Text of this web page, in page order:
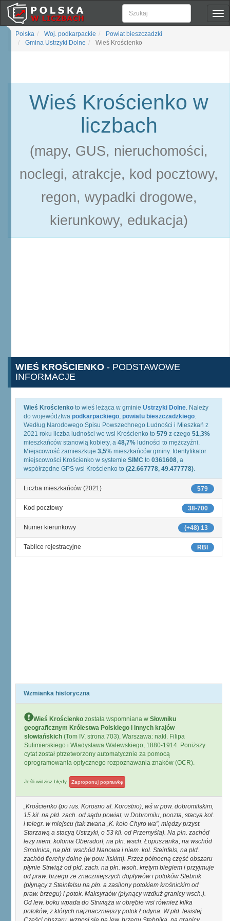
Polska Woj. podkarpackie
Powiat bieszczadzki
Gmina Ustrzyki Dolne
Wieś Krościenko
Wieś Krościenko w
liczbach
(mapy, GUS, nieruchomości,
noclegi, atrakcje, kod pocztowy,
regon, wypadki drogowe,
kierunkowy, edukacja)
WIEŚ KROŚCIENKO - PODSTAWOWE
INFORMACJE
Wieś Krościenko to wieś leżąca w gminie Ustrzyki Dolne. Należy
do województwa podkarpackiego, powiatu bieszczadzkiego.
Według Narodowego Spisu Powszechnego Ludności i Mieszkań z
2021 roku liczba ludności we wsi Krościenko to 579 z czego 51,3%
mieszkańców stanowią kobiety, a 48,7% ludności to mężczyźni.
Miejscowość zamieszkuje 3,5% mieszkańców gminy. Identyfikator
miejscowości Krościenko w systemie SIMC to 0361608, a
współrzędne GPS wsi Krościenko to (22.667778, 49.477778).
579
Liczba mieszkańców (2021)
38-700
Kod pocztowy
(+48) 13
Numer kierunkowy
RBI
Tablice rejestracyjne
Wzmianka historyczna
Wieś Krościenko została wspomniana w Słowniku
geograficznym Królestwa Polskiego i innych krajów
słowiańskich (Tom IV, strona 703), Warszawa: nakł. Filipa
Sulimierskiego i Władysława Walewskiego, 1880-1914. Poniższy
cytat został ptrzetworzony automatycznie za pomocą
oprogramowania optycznego rozpoznawania znaków (OCR).
Jeśli widzisz błędy Zaproponuj poprawkę
Krościenko (po rus. Korosno al. Korostno), wś w pow. dobromilskim,
15 kil. na płd. zach. od sądu powiat, w Dobromilu, poozta, stacya kol.
i telegr. w miejscu (tak zwana „K. koło Chyro wa", między przyst.
Starzawą a stacyą Ustrzyki, o 53 kil. od Przemyśla). Na płn. zachód
leży niem. kolonia Obersdorf, na płn. wsch. Łopuszanka, na wschód
Smolnica, na płd. wschód Nanowa i niem. kol. Steinfels, na płd.
zachód fierehy dolne (w pow. liskim). Przez północną część obszaru
płynie Strwiąż od płd. zach. na płn. wsoh. krętym biegiem i przyjmuje
od praw. brzegu ze znaczniejszych dopływów i potoków Stebnik
(płynący z Steinfelsu na płn. a zasilony potokiem krośnickim od
praw. brzegu) i potok. Maksyraów (płynący wzdłuż granicy wsch.).
Od lew. boku wpada do Strwiąża w obrębie wsi również kilka
potoków, z których najznaczniejszy potok Łodyna. W płd. lesistej